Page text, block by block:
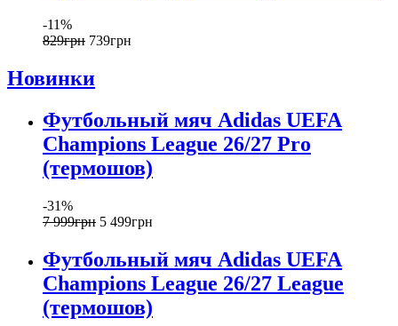
-11%
829грн 739грн
Новинки
Футбольный мяч Adidas UEFA
Champions League 26/27 Pro
(термошов)
-31%
7 999грн 5 499грн
Футбольный мяч Adidas UEFA
Champions League 26/27 League
(термошов)